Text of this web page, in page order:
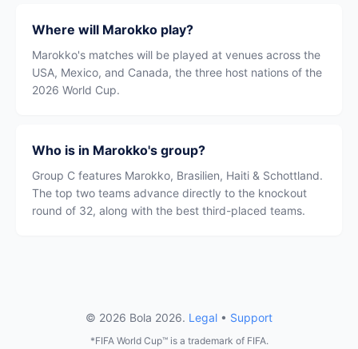
Where will Marokko play?
Marokko's matches will be played at venues across the
USA, Mexico, and Canada, the three host nations of the
2026 World Cup.
Who is in Marokko's group?
Group C features Marokko, Brasilien, Haiti & Schottland.
The top two teams advance directly to the knockout
round of 32, along with the best third-placed teams.
© 2026 Bola 2026. Legal • Support
*FIFA World Cup™ is a trademark of FIFA.